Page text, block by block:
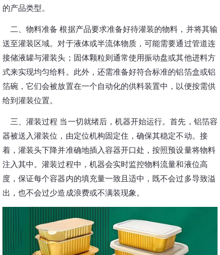
的产品类型。
二、物料准备 根据产品要求准备好待灌装的物料，并将其输
送至灌装区域。对于液体或半流体物质，可能需要通过管道连
接储液罐与灌装头；固体颗粒则通常使用振动盘或其他进料方
式来实现均匀给料。此外，还需准备好符合标准的铝箔盒或铝
箔碗，它们会被放置在一个自动化的供料装置中，以便按需供
给到灌装位置。
三、灌装过程 当一切就绪后，机器开始运行。首先，铝箔容
器被送入灌装位，由定位机构固定住，确保其稳定不动。接
着，灌装头下降并准确地插入容器开口处，按照预设量将物料
注入其中。灌装过程中，机器会实时监控物料流量和液位高
度，保证每个容器内的填充量一致且适中，既不会过多导致溢
出，也不会过少造成浪费或不满装现象。